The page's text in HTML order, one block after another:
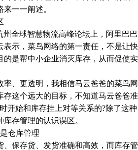
一一阐述。
全球智慧物流高峰论坛上，阿里巴巴
表示，菜鸟网络的第一责任，不是让快
的是帮中小企业消灭库存，从而促使实
、更透明，我相信马云爸爸的菜鸟网
存这个远大的目标，不知道马云爸爸准
开始和库存挂上对等关系的?除了这种
存管理的认识误区。
仓库管理
保存货、发货准确和高效，而库存管